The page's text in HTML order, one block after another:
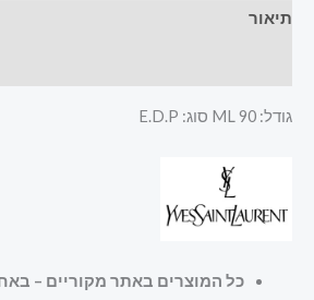
תיאור
גודל: 90 ML סוג: E.D.P
כל המוצרים באתר מקוריים –